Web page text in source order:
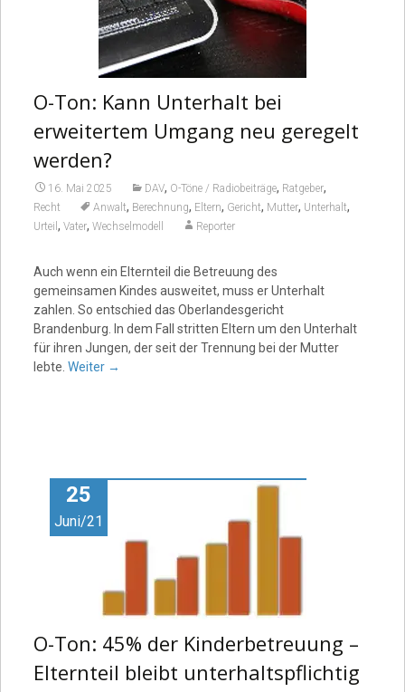
O-Ton: Kann Unterhalt bei
erweitertem Umgang neu geregelt
werden?
16. Mai 2025 DAV, O-Töne / Radiobeiträge, Ratgeber,
Recht Anwalt, Berechnung, Eltern, Gericht, Mutter, Unterhalt,
Urteil , Vater, Wechselmodell Reporter
Auch wenn ein Elternteil die Betreuung des
gemeinsamen Kindes ausweitet, muss er Unterhalt
zahlen. So entschied das Oberlandesgericht
Brandenburg. In dem Fall stritten Eltern um den Unterhalt
für ihren Jungen, der seit der Trennung bei der Mutter
lebte. Weiter →
25
Juni/21
O-Ton: 45% der Kinderbetreuung –
Elternteil bleibt unterhaltspflichtig